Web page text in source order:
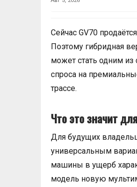
Сейчас GV70
Поэтому гибридная
может стать одним
спроса на
трассе.
Что это значит
Для будущих
универсальным
машины в ущерб
модель новую